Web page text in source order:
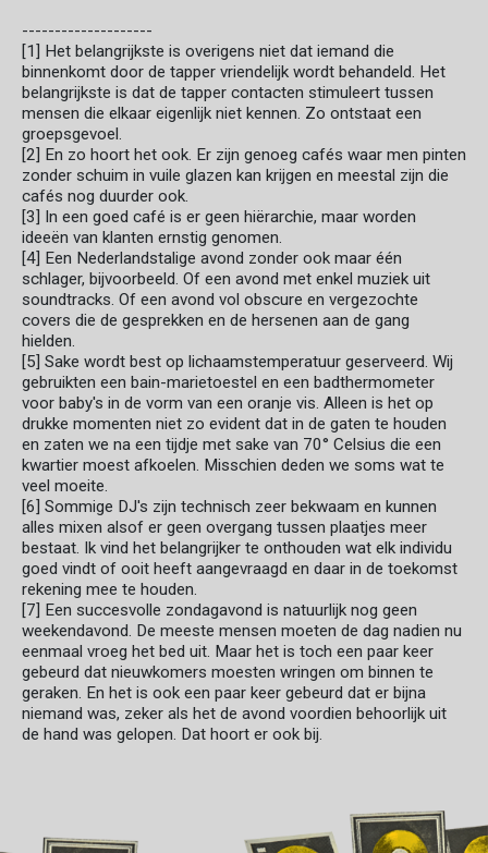
--------------------
[1] Het belangrijkste is overigens niet dat iemand die
binnenkomt door de tapper vriendelijk wordt behandeld. Het
belangrijkste is dat de tapper contacten stimuleert tussen
mensen die elkaar eigenlijk niet kennen. Zo ontstaat een
groepsgevoel.
[2] En zo hoort het ook. Er zijn genoeg cafés waar men pinten
zonder schuim in vuile glazen kan krijgen en meestal zijn die
cafés nog duurder ook.
[3] In een goed café is er geen hiërarchie, maar worden
ideeën van klanten ernstig genomen.
[4] Een Nederlandstalige avond zonder ook maar één
schlager, bijvoorbeeld. Of een avond met enkel muziek uit
soundtracks. Of een avond vol obscure en vergezochte
covers die de gesprekken en de hersenen aan de gang
hielden.
[5] Sake wordt best op lichaamstemperatuur geserveerd. Wij
gebruikten een bain-marietoestel en een badthermometer
voor baby's in de vorm van een oranje vis. Alleen is het op
drukke momenten niet zo evident dat in de gaten te houden
en zaten we na een tijdje met sake van 70° Celsius die een
kwartier moest afkoelen. Misschien deden we soms wat te
veel moeite.
[6] Sommige DJ's zijn technisch zeer bekwaam en kunnen
alles mixen alsof er geen overgang tussen plaatjes meer
bestaat. Ik vind het belangrijker te onthouden wat elk individu
goed vindt of ooit heeft aangevraagd en daar in de toekomst
rekening mee te houden.
[7] Een succesvolle zondagavond is natuurlijk nog geen
weekendavond. De meeste mensen moeten de dag nadien nu
eenmaal vroeg het bed uit. Maar het is toch een paar keer
gebeurd dat nieuwkomers moesten wringen om binnen te
geraken. En het is ook een paar keer gebeurd dat er bijna
niemand was, zeker als het de avond voordien behoorlijk uit
de hand was gelopen. Dat hoort er ook bij.